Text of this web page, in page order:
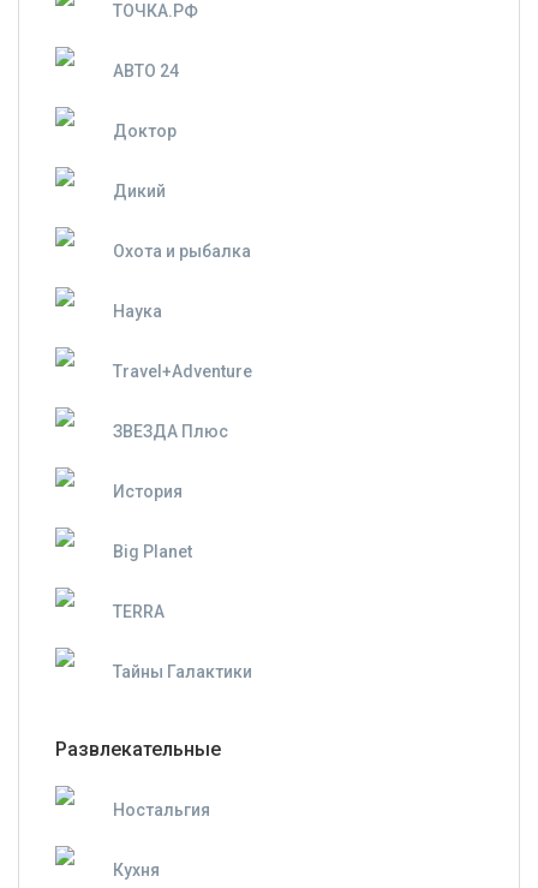
ТОЧКА.РФ
АВТО 24
Доктор
Дикий
Охота и рыбалка
Наука
Travel+Adventure
ЗВЕЗДА Плюс
История
Big Planet
TERRA
Тайны Галактики
Развлекательные
Ностальгия
Кухня